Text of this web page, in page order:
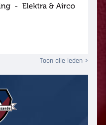
Toon alle leden